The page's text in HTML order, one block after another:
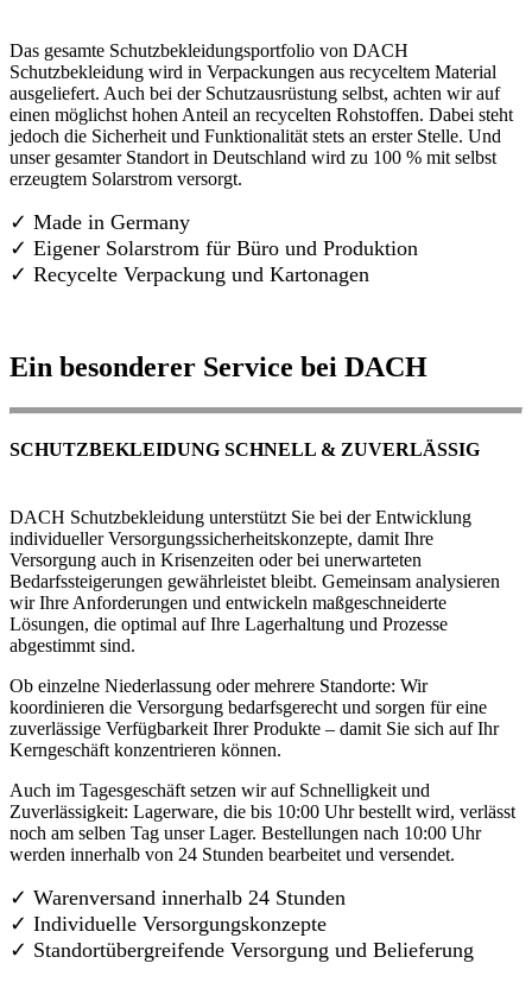
Das gesamte Schutzbekleidungsportfolio von DACH
Schutzbekleidung wird in Verpackungen aus recyceltem Material
ausgeliefert. Auch bei der Schutzausrüstung selbst, achten wir auf
einen möglichst hohen Anteil an recycelten Rohstoffen. Dabei steht
jedoch die Sicherheit und Funktionalität stets an erster Stelle. Und
unser gesamter Standort in Deutschland wird zu 100 % mit selbst
erzeugtem Solarstrom versorgt.
✓ Made in Germany
✓ Eigener Solarstrom für Büro und Produktion
✓ Recycelte Verpackung und Kartonagen
Ein besonderer Service bei DACH
SCHUTZBEKLEIDUNG SCHNELL & ZUVERLÄSSIG
DACH Schutzbekleidung unterstützt Sie bei der Entwicklung
individueller Versorgungssicherheitskonzepte, damit Ihre
Versorgung auch in Krisenzeiten oder bei unerwarteten
Bedarfssteigerungen gewährleistet bleibt. Gemeinsam analysieren
wir Ihre Anforderungen und entwickeln maßgeschneiderte
Lösungen, die optimal auf Ihre Lagerhaltung und Prozesse
abgestimmt sind.
Ob einzelne Niederlassung oder mehrere Standorte: Wir
koordinieren die Versorgung bedarfsgerecht und sorgen für eine
zuverlässige Verfügbarkeit Ihrer Produkte – damit Sie sich auf Ihr
Kerngeschäft konzentrieren können.
Auch im Tagesgeschäft setzen wir auf Schnelligkeit und
Zuverlässigkeit: Lagerware, die bis 10:00 Uhr bestellt wird, verlässt
noch am selben Tag unser Lager. Bestellungen nach 10:00 Uhr
werden innerhalb von 24 Stunden bearbeitet und versendet.
✓ Warenversand innerhalb 24 Stunden
✓ Individuelle Versorgungskonzepte
✓ Standortübergreifende Versorgung und Belieferung